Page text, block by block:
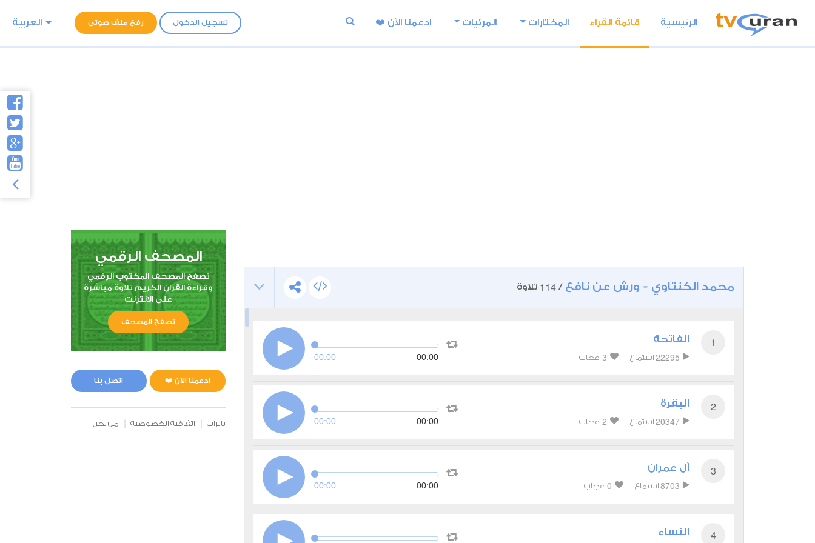
تسجيل الدخول رفع ملف صوتى العربية الرئيسية قائمة القراء المختارات المرئيات ادعمنا اﻵن ❤️
محمد الكنتاوي - ورش عن نافع /
114 تلاوة
1 الفاتحة
22295 استماع 3 اعجاب 00:00 00:00
2 البقرة
20347 استماع 2 اعجاب 00:00 00:00
3 آل عمران
8703 استماع 0 اعجاب 00:00 00:00
4 النساء
المصحف الرقمي
تصفح المصحف المكتوب الرقمي
وقراءة القران الكريم تلاوة مباشرة
على الانترنت
تصفح المصحف
ادعمنا الآن ❤️ اتصل بنا
بانرات اتفاقية الخصوصية من نحن